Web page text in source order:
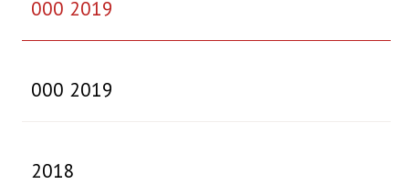
000 2019
000 2019
2018